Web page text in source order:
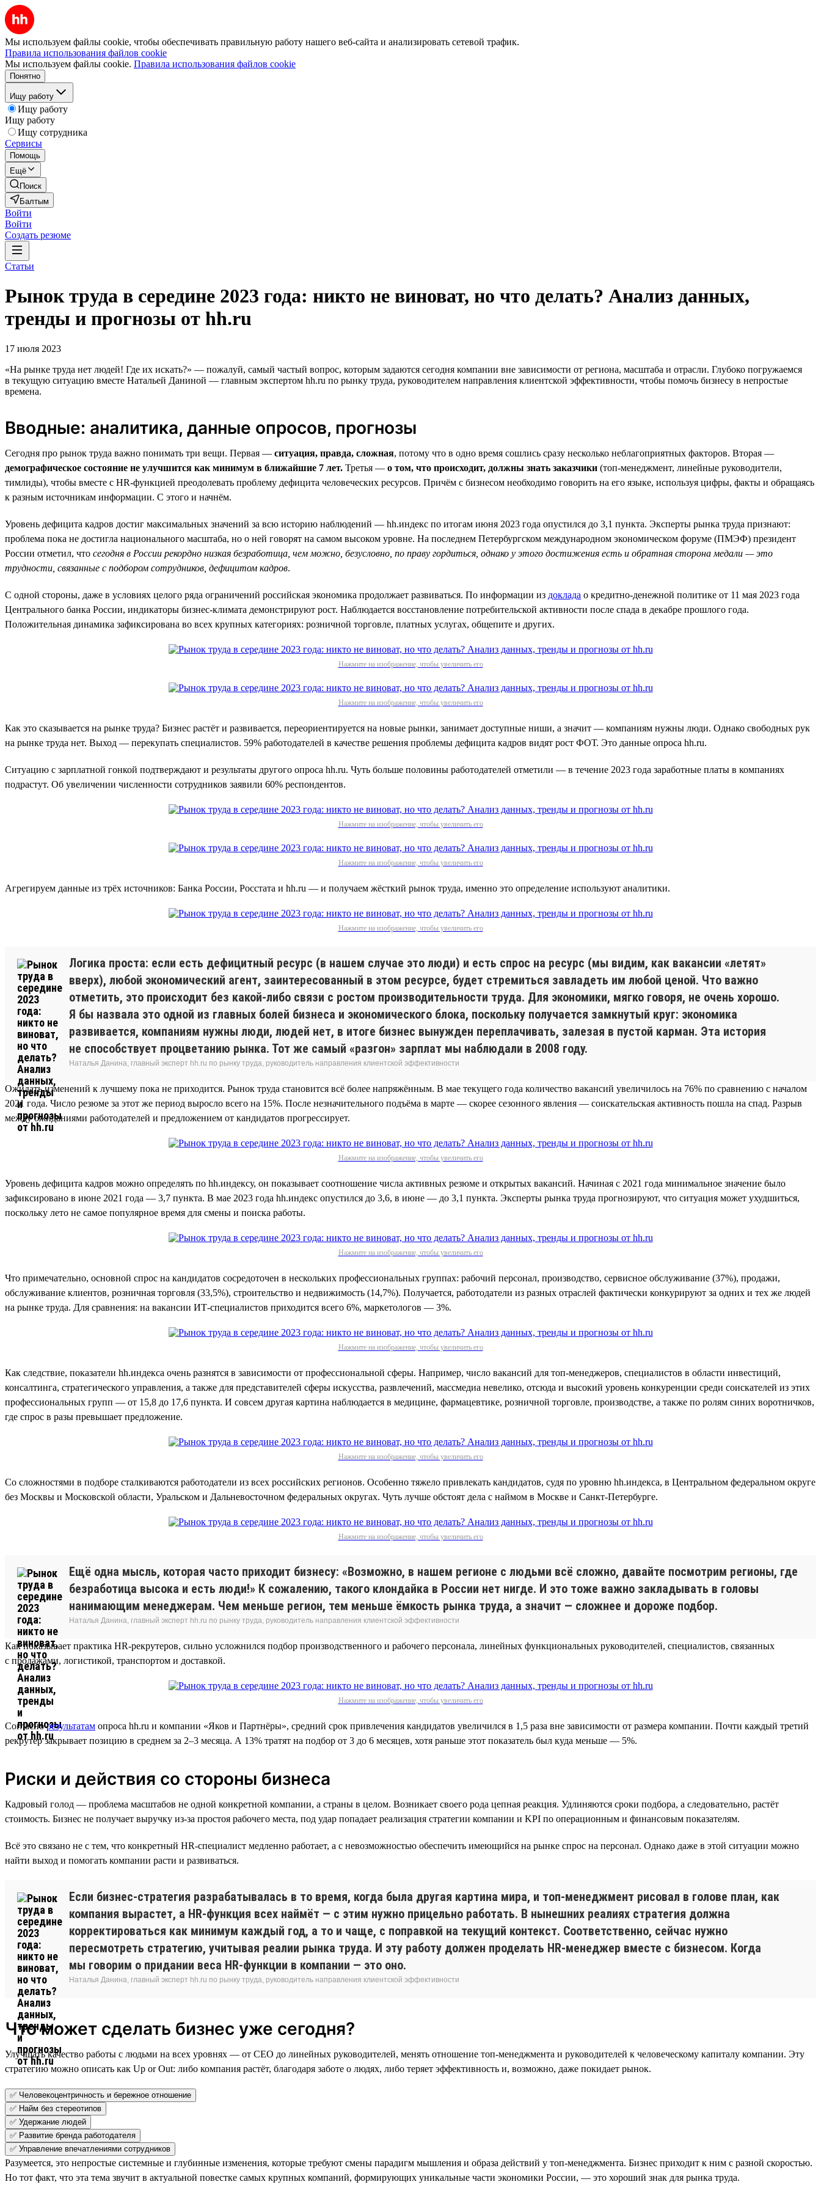
Мы используем файлы cookie, чтобы обеспечивать правильную работу нашего веб-сайта и анализировать сетевой трафик.
Правила использования файлов cookie
Мы используем файлы cookie. Правила использования файлов cookie
Понятно
Ищу работу
Ищу работу
Ищу работу
Ищу сотрудника
Сервисы
Помощь
Ещё
Поиск
Балтым
Войти
Войти
Создать резюме
Статьи
Рынок труда в середине 2023 года: никто не виноват, но что делать? Анализ данных,
тренды и прогнозы от hh.ru
17 июля 2023
«На рынке труда нет людей! Где их искать?» — пожалуй, самый частый вопрос, которым задаются сегодня компании вне зависимости от региона, масштаба и отрасли. Глубоко погружаемся
в текущую ситуацию вместе Натальей Даниной — главным экспертом hh.ru по рынку труда, руководителем направления клиентской эффективности, чтобы помочь бизнесу в непростые
времена.
Вводные: аналитика, данные опросов, прогнозы
Сегодня про рынок труда важно понимать три вещи. Первая — ситуация, правда, сложная, потому что в одно время сошлись сразу несколько неблагоприятных факторов. Вторая —
демографическое состояние не улучшится как минимум в ближайшие 7 лет. Третья — о том, что происходит, должны знать заказчики (топ-менеджмент, линейные руководители,
тимлиды), чтобы вместе с HR-функцией преодолевать проблему дефицита человеческих ресурсов. Причём с бизнесом необходимо говорить на его языке, используя цифры, факты и обращаясь
к разным источникам информации. С этого и начнём.
Уровень дефицита кадров достиг максимальных значений за всю историю наблюдений — hh.индекс по итогам июня 2023 года опустился до 3,1 пункта. Эксперты рынка труда признают:
проблема пока не достигла национального масштаба, но о ней говорят на самом высоком уровне. На последнем Петербургском международном экономическом форуме (ПМЭФ) президент
России отметил, что сегодня в России рекордно низкая безработица, чем можно, безусловно, по праву гордиться, однако у этого достижения есть и обратная сторона медали — это
трудности, связанные с подбором сотрудников, дефицитом кадров.
С одной стороны, даже в условиях целого ряда ограничений российская экономика продолжает развиваться. По информации из доклада о кредитно-денежной политике от 11 мая 2023 года
Центрального банка России, индикаторы бизнес-климата демонстрируют рост. Наблюдается восстановление потребительской активности после спада в декабре прошлого года.
Положительная динамика зафиксирована во всех крупных категориях: розничной торговле, платных услугах, общепите и других.
Нажмите на изображение, чтобы увеличить его
Нажмите на изображение, чтобы увеличить его
Как это сказывается на рынке труда? Бизнес растёт и развивается, переориентируется на новые рынки, занимает доступные ниши, а значит — компаниям нужны люди. Однако свободных рук
на рынке труда нет. Выход — перекупать специалистов. 59% работодателей в качестве решения проблемы дефицита кадров видят рост ФОТ. Это данные опроса hh.ru.
Ситуацию с зарплатной гонкой подтверждают и результаты другого опроса hh.ru. Чуть больше половины работодателей отметили — в течение 2023 года заработные платы в компаниях
подрастут. Об увеличении численности сотрудников заявили 60% респондентов.
Нажмите на изображение, чтобы увеличить его
Нажмите на изображение, чтобы увеличить его
Агрегируем данные из трёх источников: Банка России, Росстата и hh.ru — и получаем жёсткий рынок труда, именно это определение используют аналитики.
Нажмите на изображение, чтобы увеличить его
Логика проста: если есть дефицитный ресурс (в нашем случае это люди) и есть спрос на ресурс (мы видим, как вакансии «летят»
вверх), любой экономический агент, заинтересованный в этом ресурсе, будет стремиться завладеть им любой ценой. Что важно
отметить, это происходит без какой-либо связи с ростом производительности труда. Для экономики, мягко говоря, не очень хорошо.
Я бы назвала это одной из главных болей бизнеса и экономического блока, поскольку получается замкнутый круг: экономика
развивается, компаниям нужны люди, людей нет, в итоге бизнес вынужден переплачивать, залезая в пустой карман. Эта история
не способствует процветанию рынка. Тот же самый «разгон» зарплат мы наблюдали в 2008 году.
Наталья Данина, главный эксперт hh.ru по рынку труда, руководитель направления клиентской эффективности
Ожидать изменений к лучшему пока не приходится. Рынок труда становится всё более напряжённым. В мае текущего года количество вакансий увеличилось на 76% по сравнению с началом
2021 года. Число резюме за этот же период выросло всего на 15%. После незначительного подъёма в марте — скорее сезонного явления — соискательская активность пошла на спад. Разрыв
между ожиданиями работодателей и предложением от кандидатов прогрессирует.
Нажмите на изображение, чтобы увеличить его
Уровень дефицита кадров можно определять по hh.индексу, он показывает соотношение числа активных резюме и открытых вакансий. Начиная с 2021 года минимальное значение было
зафиксировано в июне 2021 года — 3,7 пункта. В мае 2023 года hh.индекс опустился до 3,6, в июне — до 3,1 пункта. Эксперты рынка труда прогнозируют, что ситуация может ухудшиться,
поскольку лето не самое популярное время для смены и поиска работы.
Нажмите на изображение, чтобы увеличить его
Что примечательно, основной спрос на кандидатов сосредоточен в нескольких профессиональных группах: рабочий персонал, производство, сервисное обслуживание (37%), продажи,
обслуживание клиентов, розничная торговля (33,5%), строительство и недвижимость (14,7%). Получается, работодатели из разных отраслей фактически конкурируют за одних и тех же людей
на рынке труда. Для сравнения: на вакансии ИТ-специалистов приходится всего 6%, маркетологов — 3%.
Нажмите на изображение, чтобы увеличить его
Как следствие, показатели hh.индекса очень разнятся в зависимости от профессиональной сферы. Например, число вакансий для топ-менеджеров, специалистов в области инвестиций,
консалтинга, стратегического управления, а также для представителей сферы искусства, развлечений, массмедиа невелико, отсюда и высокий уровень конкуренции среди соискателей из этих
профессиональных групп — от 15,8 до 17,6 пункта. И совсем другая картина наблюдается в медицине, фармацевтике, розничной торговле, производстве, а также по ролям синих воротничков,
где спрос в разы превышает предложение.
Нажмите на изображение, чтобы увеличить его
Со сложностями в подборе сталкиваются работодатели из всех российских регионов. Особенно тяжело привлекать кандидатов, судя по уровню hh.индекса, в Центральном федеральном округе
без Москвы и Московской области, Уральском и Дальневосточном федеральных округах. Чуть лучше обстоят дела с наймом в Москве и Санкт-Петербурге.
Нажмите на изображение, чтобы увеличить его
Ещё одна мысль, которая часто приходит бизнесу: «Возможно, в нашем регионе с людьми всё сложно, давайте посмотрим регионы, где
безработица высока и есть люди!» К сожалению, такого клондайка в России нет нигде. И это тоже важно закладывать в головы
нанимающим менеджерам. Чем меньше регион, тем меньше ёмкость рынка труда, а значит — сложнее и дороже подбор.
Наталья Данина, главный эксперт hh.ru по рынку труда, руководитель направления клиентской эффективности
Как показывает практика HR-рекрутеров, сильно усложнился подбор производственного и рабочего персонала, линейных функциональных руководителей, специалистов, связанных
с продажами, логистикой, транспортом и доставкой.
Нажмите на изображение, чтобы увеличить его
Согласнорезультатам опроса hh.ru и компании «Яков и Партнёры», средний срок привлечения кандидатов увеличился в 1,5 раза вне зависимости от размера компании. Почти каждый третий
рекрутер закрывает позицию в среднем за 2–3 месяца. А 13% тратят на подбор от 3 до 6 месяцев, хотя раньше этот показатель был куда меньше — 5%.
Риски и действия со стороны бизнеса
Кадровый голод — проблема масштабов не одной конкретной компании, а страны в целом. Возникает своего рода цепная реакция. Удлиняются сроки подбора, а следовательно, растёт
стоимость. Бизнес не получает выручку из-за простоя рабочего места, под удар попадает реализация стратегии компании и KPI по операционным и финансовым показателям.
Всё это связано не с тем, что конкретный HR-специалист медленно работает, а с невозможностью обеспечить имеющийся на рынке спрос на персонал. Однако даже в этой ситуации можно
найти выход и помогать компании расти и развиваться.
Если бизнес-стратегия разрабатывалась в то время, когда была другая картина мира, и топ-менеджмент рисовал в голове план, как
компания вырастет, а HR-функция всех наймёт — с этим нужно прицельно работать. В нынешних реалиях стратегия должна
корректироваться как минимум каждый год, а то и чаще, с поправкой на текущий контекст. Соответственно, сейчас нужно
пересмотреть стратегию, учитывая реалии рынка труда. И эту работу должен проделать HR-менеджер вместе с бизнесом. Когда
мы говорим о придании веса HR-функции в компании — это оно.
Наталья Данина, главный эксперт hh.ru по рынку труда, руководитель направления клиентской эффективности
Что может сделать бизнес уже сегодня?
Улучшать качество работы с людьми на всех уровнях — от СЕО до линейных руководителей, менять отношение топ-менеджмента и руководителей к человеческому капиталу компании. Эту
стратегию можно описать как Up or Out: либо компания растёт, благодаря заботе о людях, либо теряет эффективность и, возможно, даже покидает рынок.
✅ Человекоцентричность и бережное отношение
✅ Найм без стереотипов
✅ Удержание людей
✅ Развитие бренда работодателя
✅ Управление впечатлениями сотрудников
Разумеется, это непростые системные и глубинные изменения, которые требуют смены парадигм мышления и образа действий у топ-менеджмента. Бизнес приходит к ним с разной скоростью.
Но тот факт, что эта тема звучит в актуальной повестке самых крупных компаний, формирующих уникальные части экономики России, — это хороший знак для рынка труда.